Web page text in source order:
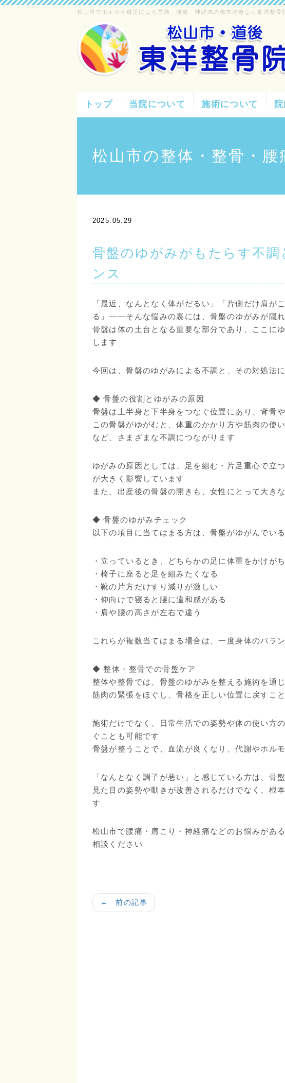
松山市でポキポキ矯正による首痛、腰痛、神経痛の根本治療なら東洋整骨
トップ 当院について 施術について
松山市の整体・整骨・腰
2025.05.29
骨盤のゆがみがもたらす不
ンス
「最近、なんとなく体がだるい」「片側だけ肩が
る」――そんな悩みの裏には、骨盤のゆがみが隠
骨盤は体の土台となる重要な部分であり、ここに
します
今回は、骨盤のゆがみによる不調と、その対処法
◆ 骨盤の役割とゆがみの原因
骨盤は上半身と下半身をつなぐ位置にあり、背骨
この骨盤がゆがむと、体重のかかり方や筋肉の使
など、さまざまな不調につながります
ゆがみの原因としては、足を組む・片足重心で立
が大きく影響しています
また、出産後の骨盤の開きも、女性にとって大き
◆ 骨盤のゆがみチェック
以下の項目に当てはまる方は、骨盤がゆがんでい
・立っているとき、どちらかの足に体重をかけがち
・椅子に座ると足を組みたくなる
・靴の片方だけすり減りが激しい
・仰向けで寝ると腰に違和感がある
・肩や腰の高さが左右で違う
これらが複数当てはまる場合は、一度身体のバラ
◆ 整体・整骨での骨盤ケア
整体や整骨では、骨盤のゆがみを整える施術を通
筋肉の緊張をほぐし、骨格を正しい位置に戻すこ
施術だけでなく、日常生活での姿勢や体の使い方
ぐことも可能です
骨盤が整うことで、血流が良くなり、代謝やホル
「なんとなく調子が悪い」と感じている方は、骨
見た目の姿勢や動きが改善されるだけでなく、根
す
松山市で腰痛・肩こり・神経痛などのお悩みがあ
相談ください
← 前の記事